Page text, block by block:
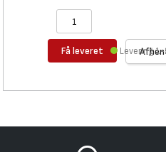
Få leveret Levering